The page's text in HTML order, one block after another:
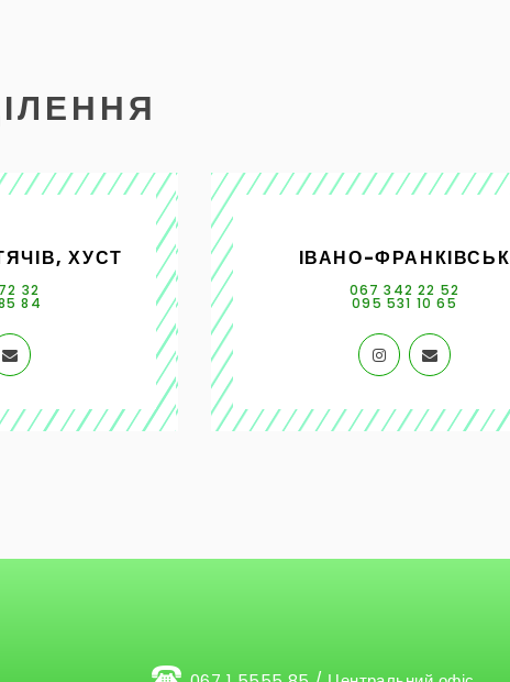
ХУСТ
32
84
ІВАНО-ФРАНКІВСЬК
067 342 22 52
095 531 10 65